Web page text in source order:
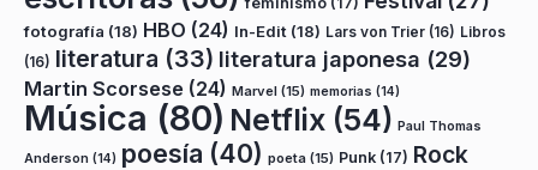
fotografía (18) HBO (24) In-Edit (18) Lars von Trier (16) Libros
(16) literatura (33) literatura japonesa (29)
Martin Scorsese (24) Marvel (15) memorias (14)
Música (80) Netflix (54) Paul Thomas
Anderson (14) poesía (40) poeta (15) Punk (17) Rock